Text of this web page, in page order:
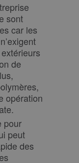
sont
car les
de
opération
pour
peut
des